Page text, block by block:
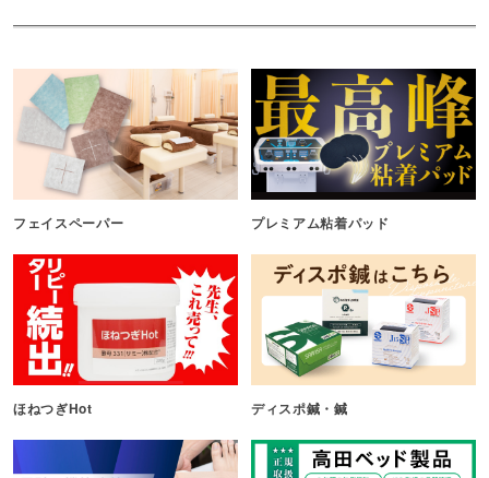
フェイスペーパー プレミアム粘着パッド
ほねつぎHot ディスポ鍼・鍼